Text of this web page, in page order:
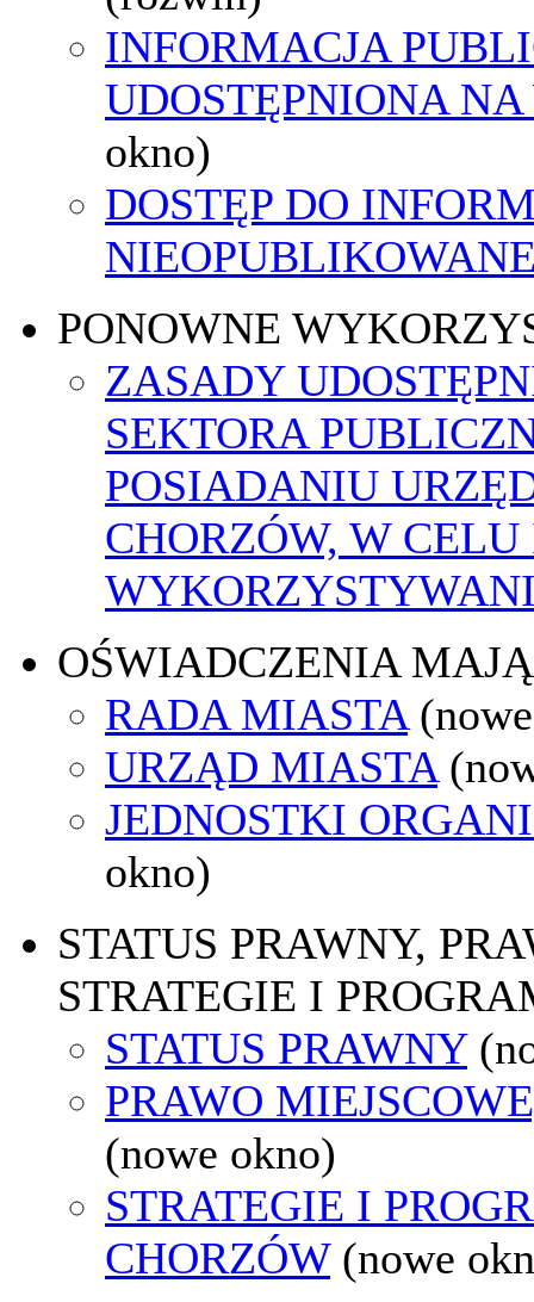
INFORMACJA
UDOSTĘPNIONA
okno)
DOSTĘP DO
PONOWNE
ZASADY
SEKTORA
POSIADANIU
CHORZÓW, W
OŚWIADCZENIA
RADA MIASTA
URZĄD MIASTA
JEDNOSTKI
okno)
STATUS PRAWNY,
STRATEGIE I
STATUS PRAWNY
PRAWO
(nowe okno)
STRATEGIE I
CHORZÓW (nowe